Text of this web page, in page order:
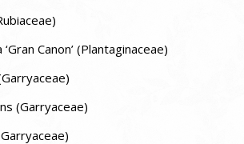
Canon’ (Plantaginaceae)
(Garryaceae)